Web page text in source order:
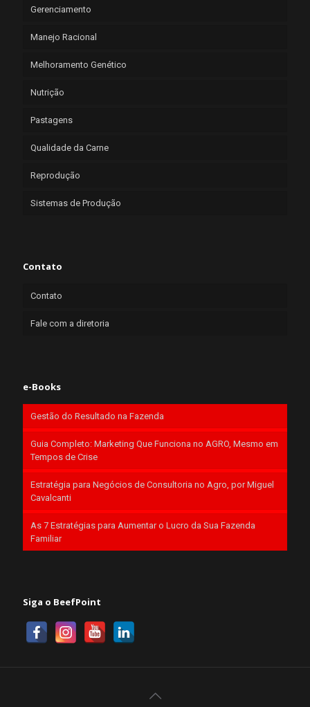
Gerenciamento
Manejo Racional
Melhoramento Genético
Nutrição
Pastagens
Qualidade da Carne
Reprodução
Sistemas de Produção
Contato
Contato
Fale com a diretoria
e-Books
Gestão do Resultado na Fazenda
Guia Completo: Marketing Que Funciona no AGRO, Mesmo em
Tempos de Crise
Estratégia para Negócios de Consultoria no Agro, por Miguel
Cavalcanti
As 7 Estratégias para Aumentar o Lucro da Sua Fazenda
Familiar
Siga o BeefPoint